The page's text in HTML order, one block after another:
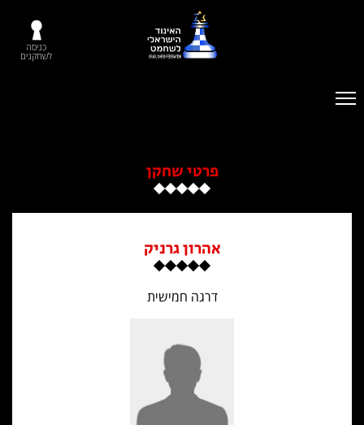
כניסה
לשחקנים
פרטי שחקן
אהרון גרניק
דרגה חמישית